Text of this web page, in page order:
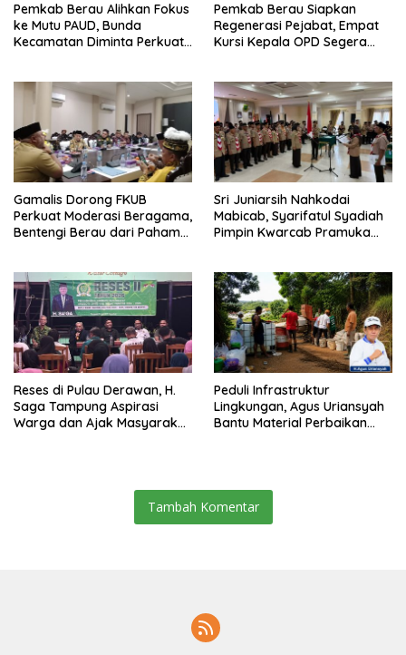
Pemkab Berau Alihkan Fokus
ke Mutu PAUD, Bunda
Kecamatan Diminta Perkuat
Pemkab Berau Siapkan
Regenerasi Pejabat, Empat
Kursi Kepala OPD Segera
Gamalis Dorong FKUB
Perkuat Moderasi Beragama,
Bentengi Berau dari Paham
Sri Juniarsih Nahkodai
Mabicab, Syarifatul Syadiah
Pimpin Kwarcab Pramuka
Reses di Pulau Derawan, H.
Saga Tampung Aspirasi
Warga dan Ajak Masyarakat
Peduli Infrastruktur
Lingkungan, Agus Uriansyah
Bantu Material Perbaikan
Tambah Komentar